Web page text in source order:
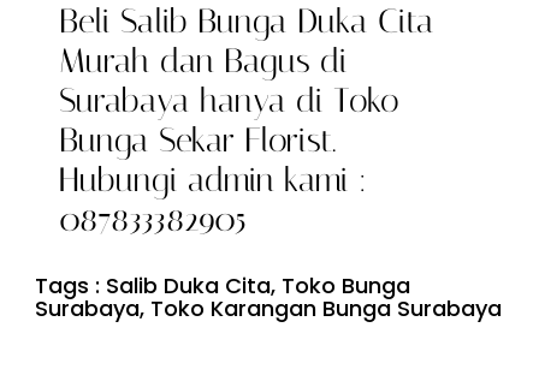
Beli Salib Bunga Duka Cita
Murah dan Bagus di
Surabaya hanya di Toko
Bunga Sekar Florist.
Hubungi admin kami :
087833382905
Tags : Salib Duka Cita, Toko Bunga
Surabaya, Toko Karangan Bunga Surabaya